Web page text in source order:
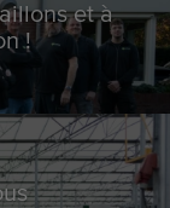
et à
!